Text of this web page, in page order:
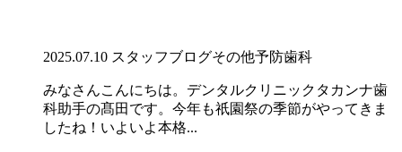
2025.07.10 スタッフブログその他予防歯科
みなさんこんにちは。デンタルクリニックタカンナ歯
科助手の髙田です。今年も祇園祭の季節がやってきま
したね！いよいよ本格...